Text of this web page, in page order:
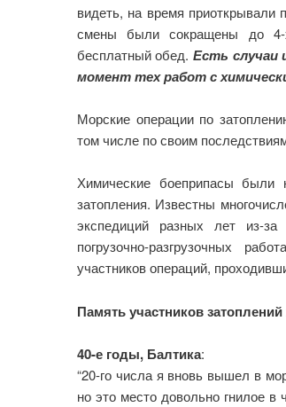
видеть, на время приоткрывали
смены были сокращены до 4-
бесплатный обед.Есть случаи
момент тех работ с
Морские операции по
том числе по своим
Химические боеприпасы
затопления. Известны
экспедиций разных лет из-за
погрузочно-разгрузочных
участников операций,
Память участников
40-е годы, Балтика:
“20-го числа я вновь вышел в
но это место довольно гнилое в